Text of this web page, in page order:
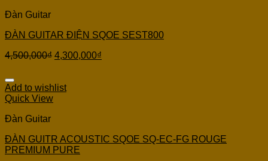
Đàn Guitar
ĐÀN GUITAR ĐIỆN SQOE SEST800
4,500,000₫ 4,300,000₫
Add to wishlist
Quick View
Đàn Guitar
ĐÀN GUITR ACOUSTIC SQOE SQ-EC-FG ROUGE
PREMIUM PURE